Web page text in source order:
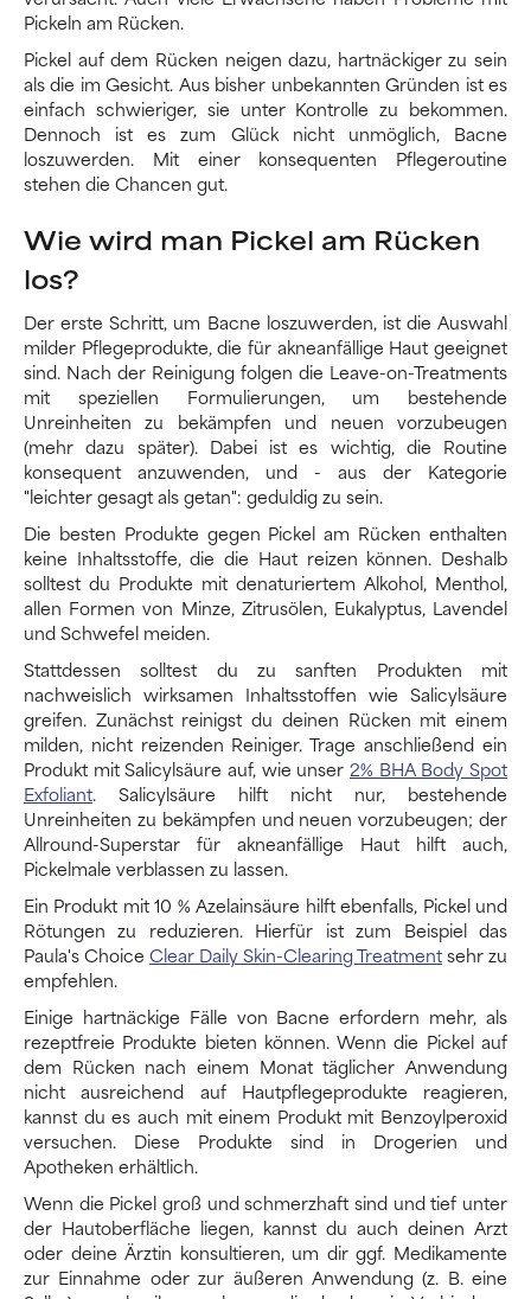
Pickeln am Rücken.
Pickel auf dem Rücken neigen dazu, hartnäckiger zu sein
als die im Gesicht. Aus bisher unbekannten Gründen ist es
einfach schwieriger, sie unter Kontrolle zu bekommen.
Dennoch ist es zum Glück nicht unmöglich, Bacne
loszuwerden. Mit einer konsequenten Pflegeroutine
stehen die Chancen gut.
Wie wird man Pickel am Rücken
los?
Der erste Schritt, um Bacne loszuwerden, ist die Auswahl
milder Pflegeprodukte, die für akneanfällige Haut geeignet
sind. Nach der Reinigung folgen die Leave-on-Treatments
mit speziellen Formulierungen, um bestehende
Unreinheiten zu bekämpfen und neuen vorzubeugen
(mehr dazu später). Dabei ist es wichtig, die Routine
konsequent anzuwenden, und - aus der Kategorie
"leichter gesagt als getan": geduldig zu sein.
Die besten Produkte gegen Pickel am Rücken enthalten
keine Inhaltsstoffe, die die Haut reizen können. Deshalb
solltest du Produkte mit denaturiertem Alkohol, Menthol,
allen Formen von Minze, Zitrusölen, Eukalyptus, Lavendel
und Schwefel meiden.
Stattdessen solltest du zu sanften Produkten mit
nachweislich wirksamen Inhaltsstoffen wie Salicylsäure
greifen. Zunächst reinigst du deinen Rücken mit einem
milden, nicht reizenden Reiniger. Trage anschließend ein
Produkt mit Salicylsäure auf, wie unser 2% BHA Body Spot
Exfoliant. Salicylsäure hilft nicht nur, bestehende
Unreinheiten zu bekämpfen und neuen vorzubeugen; der
Allround-Superstar für akneanfällige Haut hilft auch,
Pickelmale verblassen zu lassen.
Ein Produkt mit 10 % Azelainsäure hilft ebenfalls, Pickel und
Rötungen zu reduzieren. Hierfür ist zum Beispiel das
Paula's Choice Clear Daily Skin-Clearing Treatmentsehr zu
empfehlen.
Einige hartnäckige Fälle von Bacne erfordern mehr, als
rezeptfreie Produkte bieten können. Wenn die Pickel auf
dem Rücken nach einem Monat täglicher Anwendung
nicht ausreichend auf Hautpflegeprodukte reagieren,
kannst du es auch mit einem Produkt mit Benzoylperoxid
versuchen. Diese Produkte sind in Drogerien und
Apotheken erhältlich.
Wenn die Pickel groß und schmerzhaft sind und tief unter
der Hautoberfläche liegen, kannst du auch deinen Arzt
oder deine Ärztin konsultieren, um dir ggf. Medikamente
zur Einnahme oder zur äußeren Anwendung (z. B. eine